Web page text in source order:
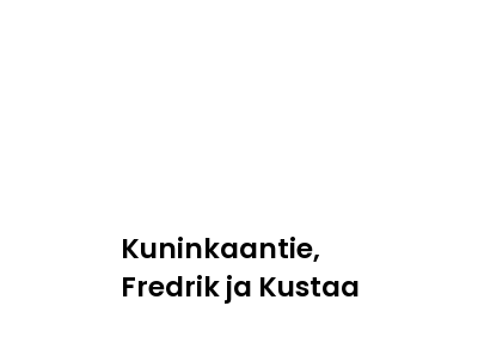
Kuninkaantie,
Fredrik ja Kustaa